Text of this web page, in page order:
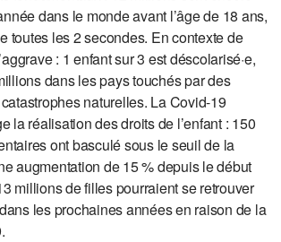
dans le monde avant l’âge de 18 ans,
toutes les 2 secondes. En contexte de
: 1 enfant sur 3 est déscolarisé·e,
dans les pays touchés par des
naturelles. La Covid-19
la réalisation des droits de l’enfant : 150
ont basculé sous le seuil de la
augmentation de 15 % depuis le début
millions de filles pourraient se retrouver
les prochaines années en raison de la